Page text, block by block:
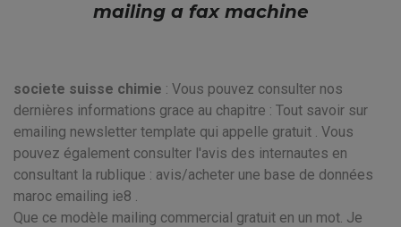
mailing a fax machine
societe suisse chimie : Vous pouvez consulter nos
dernières informations grace au chapitre : Tout savoir sur
emailing newsletter template qui appelle gratuit . Vous
pouvez également consulter l'avis des internautes en
consultant la rublique : avis/acheter une base de données
maroc emailing ie8 .
Que ce modèle mailing commercial gratuit en un mot. Je